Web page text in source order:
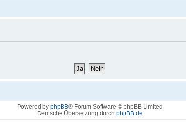
Powered by phpBB® Forum Software © phpBB Limited
Deutsche Übersetzung durch phpBB.de